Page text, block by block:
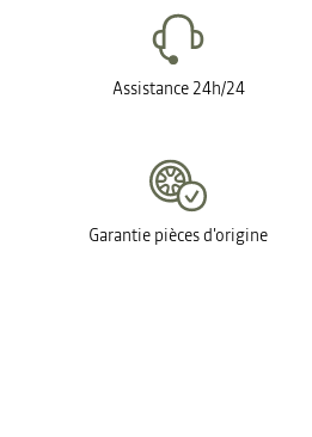
Assistance 24h/24
Garantie pièces d'origine